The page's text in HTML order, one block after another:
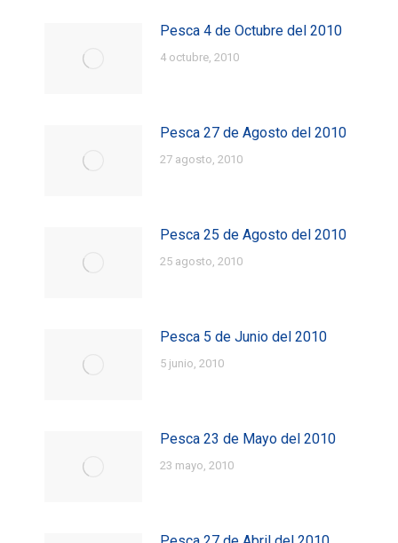
Pesca 4 de Octubre del 2010
4 octubre, 2010
Pesca 27 de Agosto del 2010
27 agosto, 2010
Pesca 25 de Agosto del 2010
25 agosto, 2010
Pesca 5 de Junio del 2010
5 junio, 2010
Pesca 23 de Mayo del 2010
23 mayo, 2010